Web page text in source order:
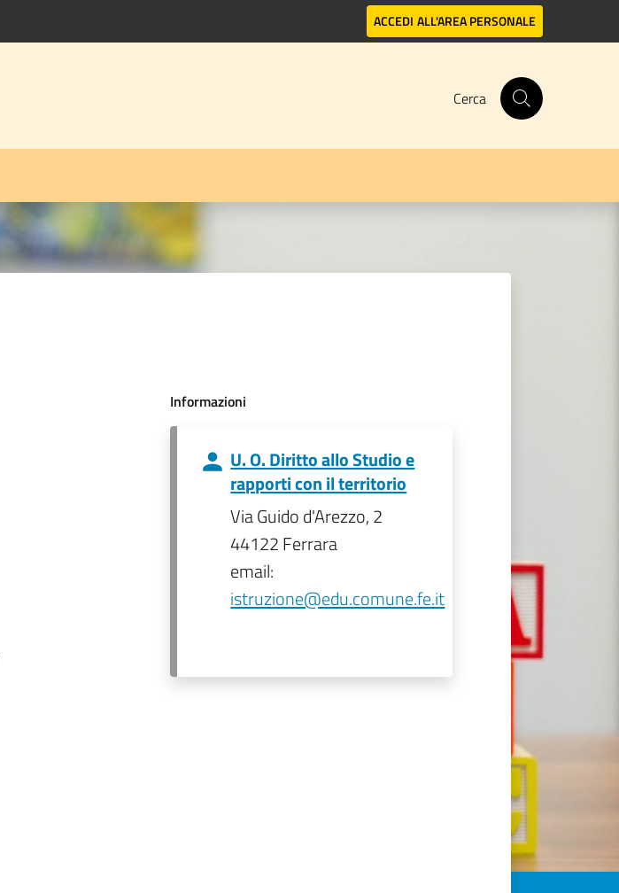
ACCEDI ALL'AREA PERSONALE
Cerca
Informazioni
U. O. Diritto allo Studio e
rapporti con il territorio
Via Guido d'Arezzo, 2
44122 Ferrara
email:
istruzione@edu.comune.fe.it